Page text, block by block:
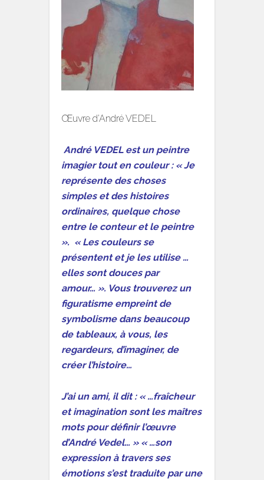
Œuvre d’André VEDEL
André VEDEL est un peintre
imagier tout en couleur : « Je
représente des choses
simples et des histoires
ordinaires, quelque chose
entre le conteur et le peintre
». « Les couleurs se
présentent et je les utilise …
elles sont douces par
amour… ». Vous trouverez un
figuratisme empreint de
symbolisme dans beaucoup
de tableaux, à vous, les
regardeurs, d’imaginer, de
créer l’histoire…
J’ai un ami, il dit : « …fraîcheur
et imagination sont les maîtres
mots pour définir l’œuvre
d’André Vedel… » « …son
expression à travers ses
émotions s’est traduite par une